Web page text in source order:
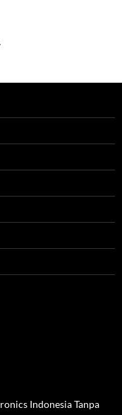
Indonesia Tanpa